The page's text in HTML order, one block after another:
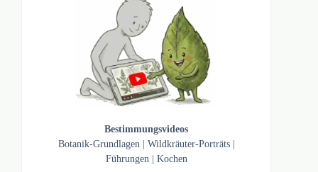
Bestimmungsvideos
Botanik-Grundlagen| Wildkräuter-Porträts|
Führungen| Kochen